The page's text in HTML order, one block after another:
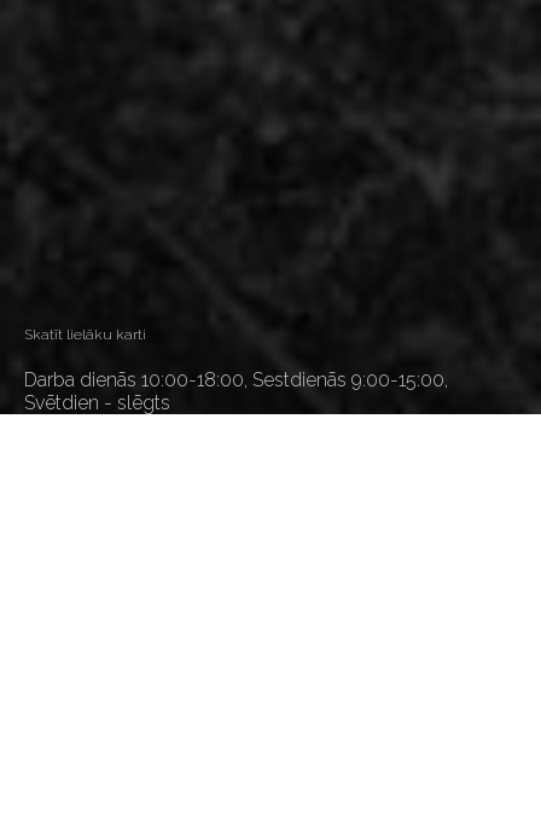
Skatīt lielāku karti
Darba dienās 10:00-18:00, Sestdienās 9:00-15:00,
Svētdien - slēgts